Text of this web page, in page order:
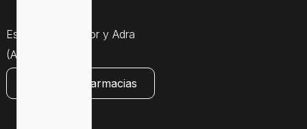
Estamos en Gador y Adra
(Almería)
Consultar farmacias